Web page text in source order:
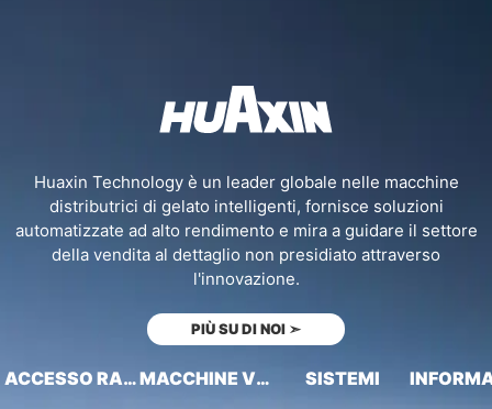
Huaxin Technology è un leader globale nelle macchine
distributrici di gelato intelligenti, fornisce soluzioni
automatizzate ad alto rendimento e mira a guidare il settore
della vendita al dettaglio non presidiato attraverso
l'innovazione.
PIÙ SU DI NOI ➣
ACCESSO RAPIDO MACCHINE VENDITRICI SISTEMI